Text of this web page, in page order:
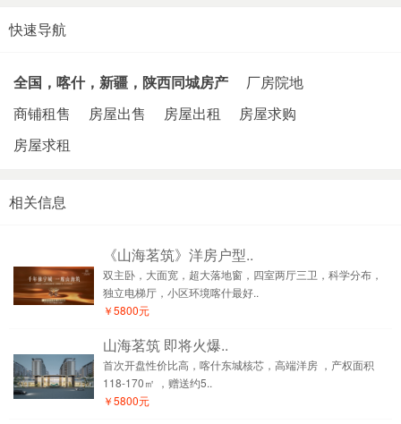
快速导航
全国，喀什，新疆，陕西同城房产
厂房院地
商铺租售
房屋出售 房屋出租
房屋求购
房屋求租
相关信息
《山海茗筑》洋房户型..
双主卧，大面宽，超大落地窗，四室两厅三卫，科学分布，
独立电梯厅，小区环境喀什最好..
￥5800元
山海茗筑 即将火爆..
首次开盘性价比高，喀什东城核芯，高端洋房 ，产权面积
118-170㎡ ，赠送约5..
￥5800元